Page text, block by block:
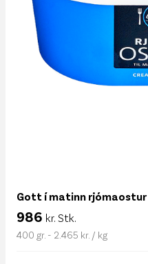
Gott í matinn rjómaostur
986 kr. Stk.
400 gr. - 2.465 kr. / kg